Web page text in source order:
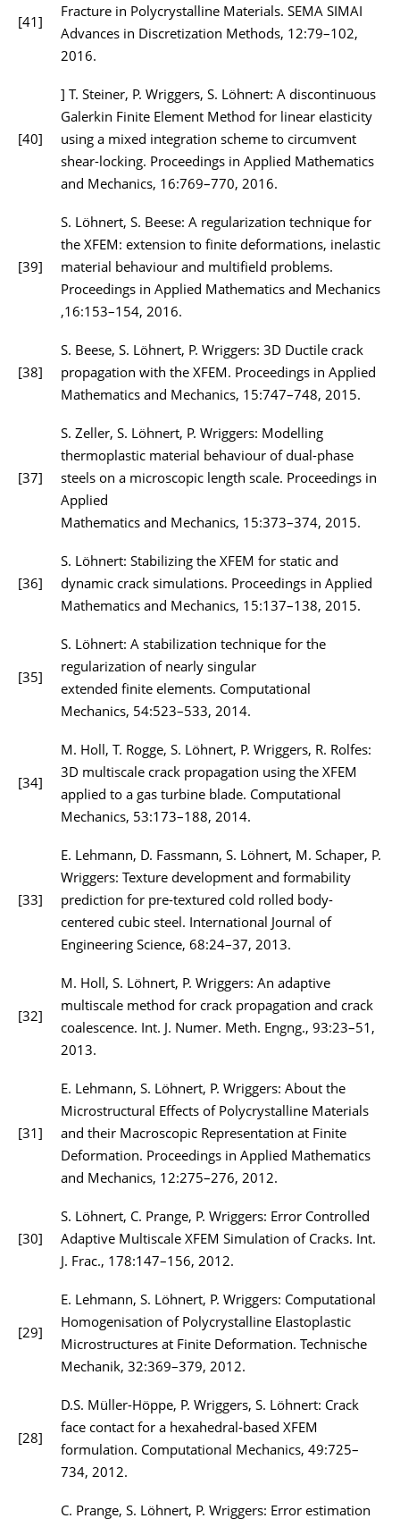
[41]
Fracture in Polycrystalline Materials. SEMA SIMAI
Advances in Discretization Methods, 12:79–102,
2016.
[40]
] T. Steiner, P. Wriggers, S. Löhnert: A discontinuous
Galerkin Finite Element Method for linear elasticity
using a mixed integration scheme to circumvent
shear-locking. Proceedings in Applied Mathematics
and Mechanics, 16:769–770, 2016.
[39]
S. Löhnert, S. Beese: A regularization technique for
the XFEM: extension to finite deformations, inelastic
material behaviour and multifield problems.
Proceedings in Applied Mathematics and Mechanics
,16:153–154, 2016.
[38]
S. Beese, S. Löhnert, P. Wriggers: 3D Ductile crack
propagation with the XFEM. Proceedings in Applied
Mathematics and Mechanics, 15:747–748, 2015.
[37]
S. Zeller, S. Löhnert, P. Wriggers: Modelling
thermoplastic material behaviour of dual-phase
steels on a microscopic length scale. Proceedings in
Applied
Mathematics and Mechanics, 15:373–374, 2015.
[36]
S. Löhnert: Stabilizing the XFEM for static and
dynamic crack simulations. Proceedings in Applied
Mathematics and Mechanics, 15:137–138, 2015.
[35]
S. Löhnert: A stabilization technique for the
regularization of nearly singular
extended finite elements. Computational
Mechanics, 54:523–533, 2014.
[34]
M. Holl, T. Rogge, S. Löhnert, P. Wriggers, R. Rolfes:
3D multiscale crack propagation using the XFEM
applied to a gas turbine blade. Computational
Mechanics, 53:173–188, 2014.
[33]
E. Lehmann, D. Fassmann, S. Löhnert, M. Schaper, P.
Wriggers: Texture development and formability
prediction for pre-textured cold rolled body-
centered cubic steel. International Journal of
Engineering Science, 68:24–37, 2013.
[32]
M. Holl, S. Löhnert, P. Wriggers: An adaptive
multiscale method for crack propagation and crack
coalescence. Int. J. Numer. Meth. Engng., 93:23–51,
2013.
[31]
E. Lehmann, S. Löhnert, P. Wriggers: About the
Microstructural Effects of Polycrystalline Materials
and their Macroscopic Representation at Finite
Deformation. Proceedings in Applied Mathematics
and Mechanics, 12:275–276, 2012.
[30]
S. Löhnert, C. Prange, P. Wriggers: Error Controlled
Adaptive Multiscale XFEM Simulation of Cracks. Int.
J. Frac., 178:147–156, 2012.
[29]
E. Lehmann, S. Löhnert, P. Wriggers: Computational
Homogenisation of Polycrystalline Elastoplastic
Microstructures at Finite Deformation. Technische
Mechanik, 32:369–379, 2012.
[28]
D.S. Müller-Höppe, P. Wriggers, S. Löhnert: Crack
face contact for a hexahedral-based XFEM
formulation. Computational Mechanics, 49:725–
734, 2012.
C. Prange, S. Löhnert, P. Wriggers: Error estimation